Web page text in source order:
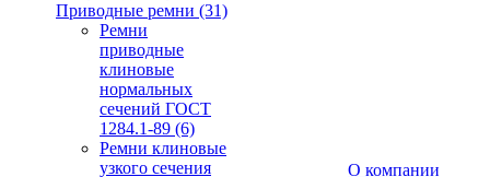
Приводные ремни (31)
Ремни
приводные
клиновые
нормальных
сечений ГОСТ
1284.1-89 (6)
Ремни клиновые
узкого сечения
О компании